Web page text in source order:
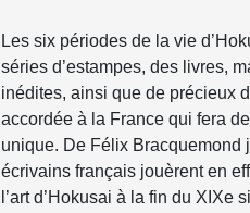
Les six périodes de la vie
séries d’estampes, des livres,
inédites, ainsi que de précieux
accordée à la France qui fera
unique. De Félix Bracquemond
écrivains français jouèrent en
l’art d’Hokusai à la fin du